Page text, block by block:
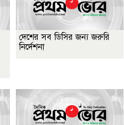
দেশের সব ডিসির জন্য জরুরি
নির্দেশনা